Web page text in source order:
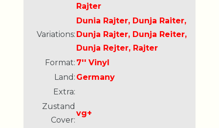
Rajter
Variations:
Dunia Rajter, Dunja Raiter,
Dunja Rajter, Dunja Reiter,
Dunja Rejter, Rajter
Format: 7'' Vinyl
Land: Germany
Extra:
Zustand
Cover:
vg+